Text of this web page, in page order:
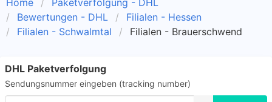
Home
Paketverfolgung - DHL
Bewertungen - DHL
Filialen - Hessen
Filialen - Schwalmtal
Filialen - Brauerschwend
DHL Paketverfolgung
Sendungsnummer eingeben (tracking number)